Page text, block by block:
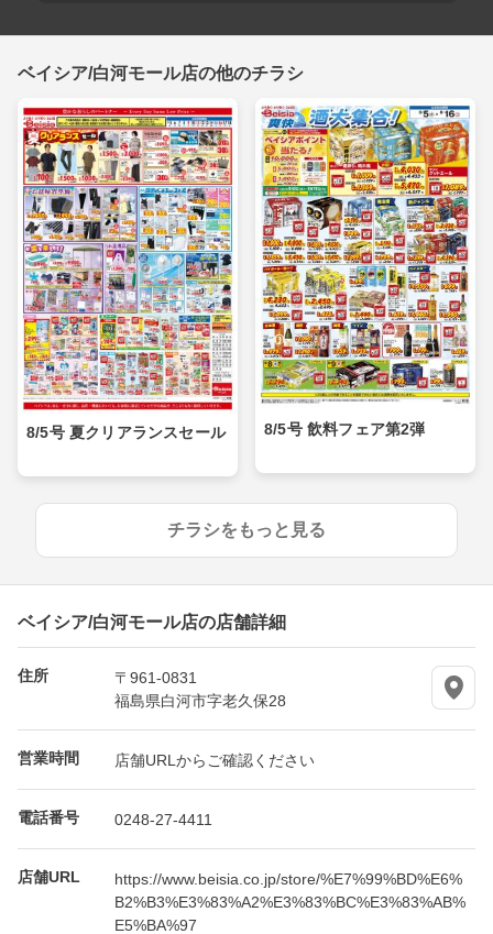
ベイシア/白河モール店の他のチラシ
8/5号 夏クリアランスセール 8/5号 飲料フェア第2弾
チラシをもっと見る
ベイシア/白河モール店の店舗詳細
住所
〒961-0831
福島県白河市字老久保28
営業時間 店舗URLからご確認ください
電話番号 0248-27-4411
店舗URL
https://www.beisia.co.jp/store/%E7%99%BD%E6%
B2%B3%E3%83%A2%E3%83%BC%E3%83%AB%
E5%BA%97